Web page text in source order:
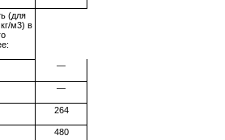
(для
м3) в
—
—
264
480